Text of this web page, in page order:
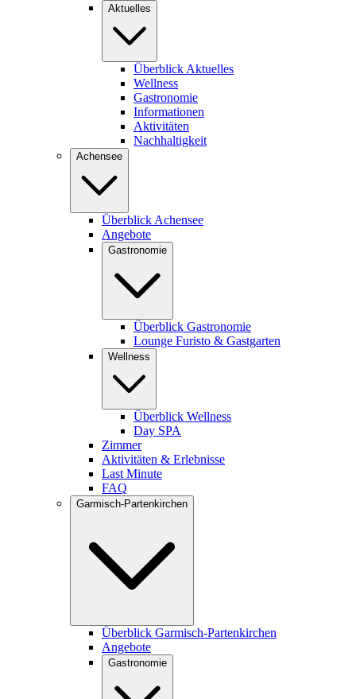
Aktuelles
Überblick Aktuelles
Wellness
Gastronomie
Informationen
Aktivitäten
Nachhaltigkeit
Achensee
Überblick Achensee
Angebote
Gastronomie
Überblick Gastronomie
Lounge Furisto & Gastgarten
Wellness
Überblick Wellness
Day SPA
Zimmer
Aktivitäten & Erlebnisse
Last Minute
FAQ
Garmisch-Partenkirchen
Überblick Garmisch-Partenkirchen
Angebote
Gastronomie